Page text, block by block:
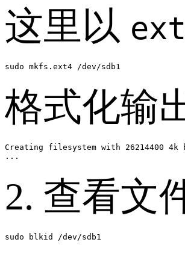
这里以
sudo mkfs.ext4 /dev/sdb1
格式化输
Creating filesystem with 26214400 4k
2. 查看文
sudo blkid /dev/sdb1